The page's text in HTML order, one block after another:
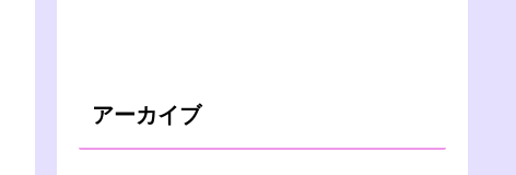
アーカイブ